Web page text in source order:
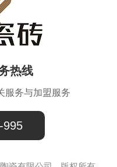
热线
服务与加盟服务
995